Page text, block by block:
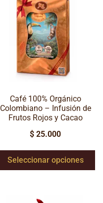
Café 100% Orgánico
Colombiano – Infusión de
Frutos Rojos y Cacao
$ 25.000
Seleccionar opciones